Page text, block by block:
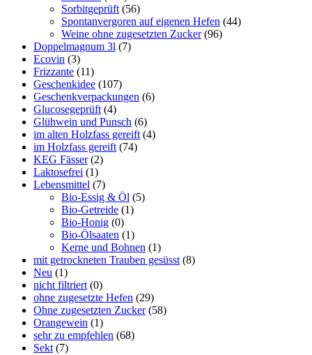
Sorbitgeprüft (56)
Spontanvergoren auf eigenen Hefen (44)
Weine ohne zugesetzten Zucker (96)
Doppelmagnum 3l (7)
Ecovin (3)
Frizzante (11)
Geschenkidee (107)
Geschenkverpackungen (6)
Glucosegeprüft (4)
Glühwein und Punsch (6)
im alten Holzfass gereift (4)
im Holzfass gereift (74)
KEG Fässer (2)
Laktosefrei (1)
Lebensmittel (7)
Bio-Essig & Öl (5)
Bio-Getreide (1)
Bio-Honig (0)
Bio-Ölsaaten (1)
Kerne und Bohnen (1)
mit getrockneten Trauben gesüsst (8)
Neu (1)
nicht filtriert (0)
ohne zugesetzte Hefen (29)
Ohne zugesetzten Zucker (58)
Orangewein (1)
sehr zu empfehlen (68)
Sekt (7)